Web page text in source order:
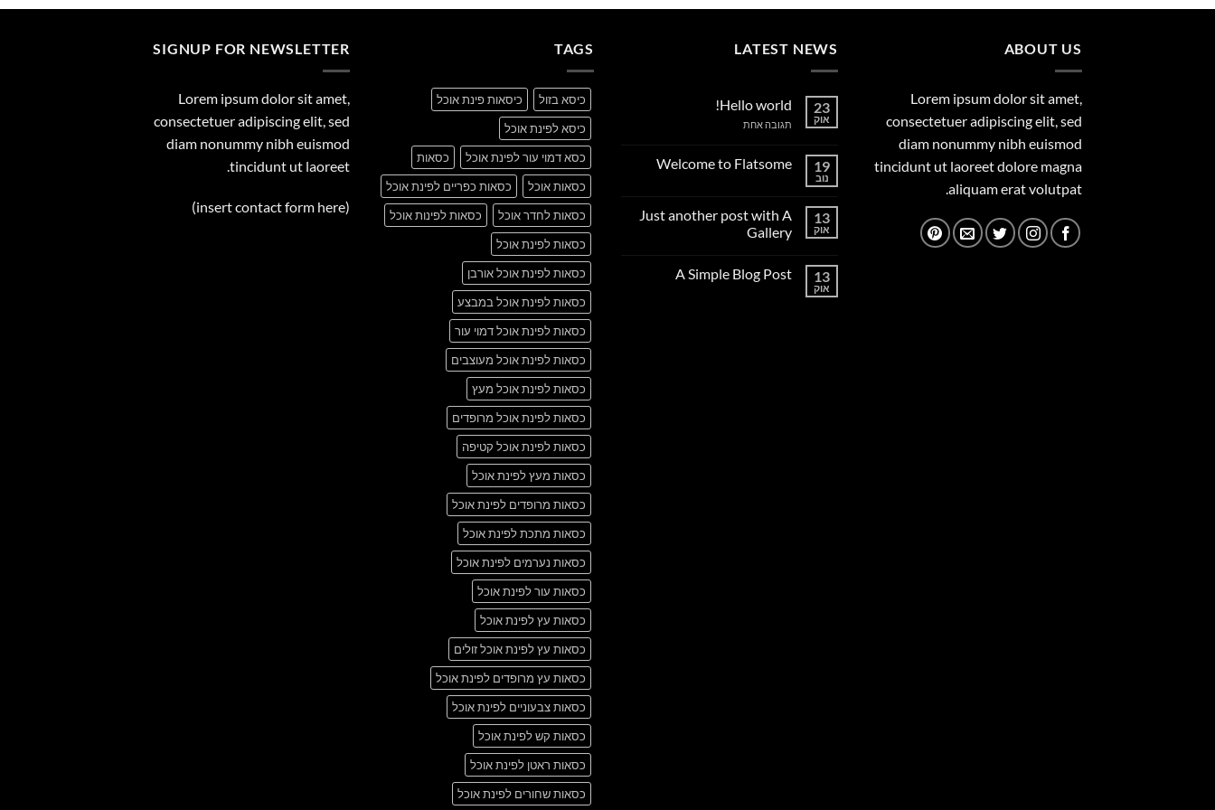
ABOUT US
Lorem ipsum dolor sit amet,
consectetuer adipiscing elit, sed
diam nonummy nibh euismod
tincidunt ut laoreet dolore magna
aliquam erat volutpat.
LATEST NEWS
23
אוק
Hello world!
תגובה אחתעל
19
נוב
Welcome to Flatsome
Welcome
to
Flatsome
13
אוק
Just another post with A
Gallery
על
13
אוק
A Simple Blog Post
TAGS
כיסא בזול
כיסאות פינת אוכל
כיסא לפינת אוכל
כסא דמוי עור לפינת אוכל
כסאות
כסאות אוכל
כסאות כפריים לפינת אוכל
כסאות לחדר אוכל
כסאות לפינות אוכל
כסאות לפינת אוכל
כסאות לפינת אוכל אורבן
כסאות לפינת אוכל במבצע
כסאות לפינת אוכל דמוי עור
כסאות לפינת אוכל מעוצבים
כסאות לפינת אוכל מעץ
כסאות לפינת אוכל מרופדים
כסאות לפינת אוכל קטיפה
כסאות מעץ לפינת אוכל
כסאות מרופדים לפינת אוכל
כסאות מתכת לפינת אוכל
כסאות נערמים לפינת אוכל
כסאות עור לפינת אוכל
כסאות עץ לפינת אוכל
כסאות עץ לפינת אוכל זולים
כסאות עץ מרופדים לפינת אוכל
כסאות צבעוניים לפינת אוכל
כסאות קש לפינת אוכל
כסאות ראטן לפינת אוכל
כסאות שחורים לפינת אוכל
SIGNUP FOR NEWSLETTER
Lorem ipsum dolor sit amet,
consectetuer adipiscing elit, sed
diam nonummy nibh euismod
tincidunt ut laoreet.
(insert contact form here)